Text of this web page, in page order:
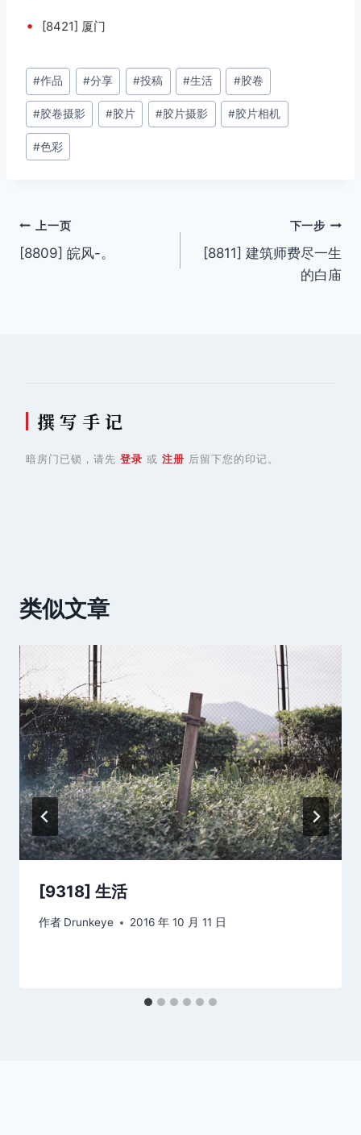
• [8421] 厦门
文
章
标
签：
#作品 #分享 #投稿 #生活 #胶卷
#胶卷摄影 #胶片 #胶片摄影 #胶片相机
#色彩
文
章
上一页
[8809] 皖风-。
下一步
[8811] 建筑师费尽一生
的白庙
撰 写 手 记
暗房门已锁，请先 登录 或 注册 后留下您的印记。
类似文章
[9318] 生活
作者 Drunkeye 2016 年 10 月 11 日